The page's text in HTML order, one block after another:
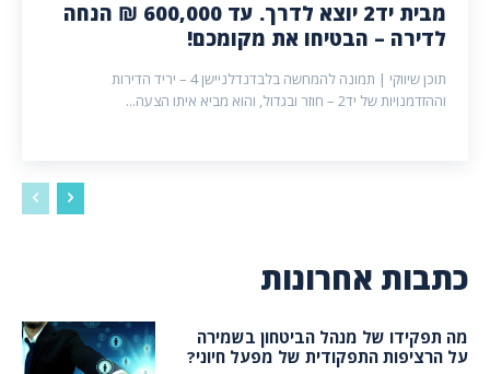
מבית יד2 יוצא לדרך. עד 600,000 ₪ הנחה
לדירה – הבטיחו את מקומכם!
תוכן שיווקי | תמונה להמחשה בלבדנדלניישן 4 – יריד הדירות
וההזדמנויות של יד2 – חוזר ובגדול, והוא מביא איתו הצעה...
כתבות אחרונות
מה תפקידו של מנהל הביטחון בשמירה
על הרציפות התפקודית של מפעל חיוני?